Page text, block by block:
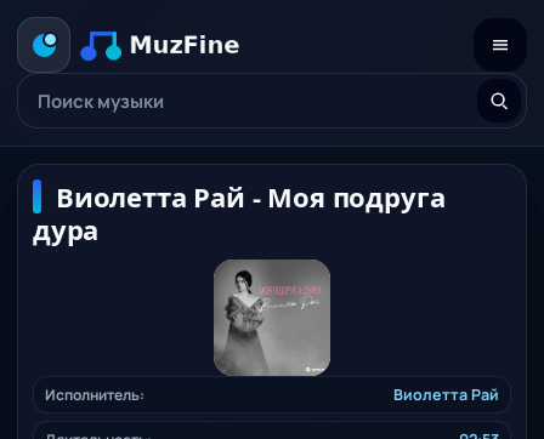
Виолетта Рай - Моя подруга
дура
Исполнитель: Виолетта Рай